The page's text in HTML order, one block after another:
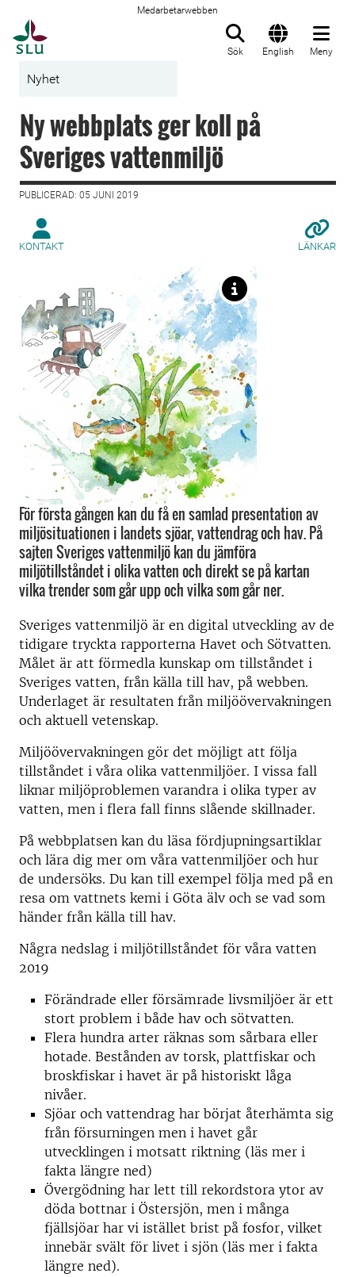
Medarbetarwebben
Sök English Meny
Nyhet
Ny webbplats ger koll på
Sveriges vattenmiljö
PUBLICERAD: 05 JUNI 2019
KONTAKT LÄNKAR
För första gången kan du få en samlad presentation av
miljösituationen i landets sjöar, vattendrag och hav. På
sajten Sveriges vattenmiljö kan du jämföra
miljötillståndet i olika vatten och direkt se på kartan
vilka trender som går upp och vilka som går ner.
Sveriges vattenmiljö är en digital utveckling av de
tidigare tryckta rapporterna Havet och Sötvatten.
Målet är att förmedla kunskap om tillståndet i
Sveriges vatten, från källa till hav, på webben.
Underlaget är resultaten från miljöövervakningen
och aktuell vetenskap.
Miljöövervakningen gör det möjligt att följa
tillståndet i våra olika vattenmiljöer. I vissa fall
liknar miljöproblemen varandra i olika typer av
vatten, men i flera fall finns slående skillnader.
På webbplatsen kan du läsa fördjupningsartiklar
och lära dig mer om våra vattenmiljöer och hur
de undersöks. Du kan till exempel följa med på en
resa om vattnets kemi i Göta älv och se vad som
händer från källa till hav.
Några nedslag i miljötillståndet för våra vatten
2019
Förändrade eller försämrade livsmiljöer är ett
stort problem i både hav och sötvatten.
Flera hundra arter räknas som sårbara eller
hotade. Bestånden av torsk, plattfiskar och
broskfiskar i havet är på historiskt låga
nivåer.
Sjöar och vattendrag har börjat återhämta sig
från försurningen men i havet går
utvecklingen i motsatt riktning (läs mer i
fakta längre ned)
Övergödning har lett till rekordstora ytor av
döda bottnar i Östersjön, men i många
fjällsjöar har vi istället brist på fosfor, vilket
innebär svält för livet i sjön (läs mer i fakta
längre ned).